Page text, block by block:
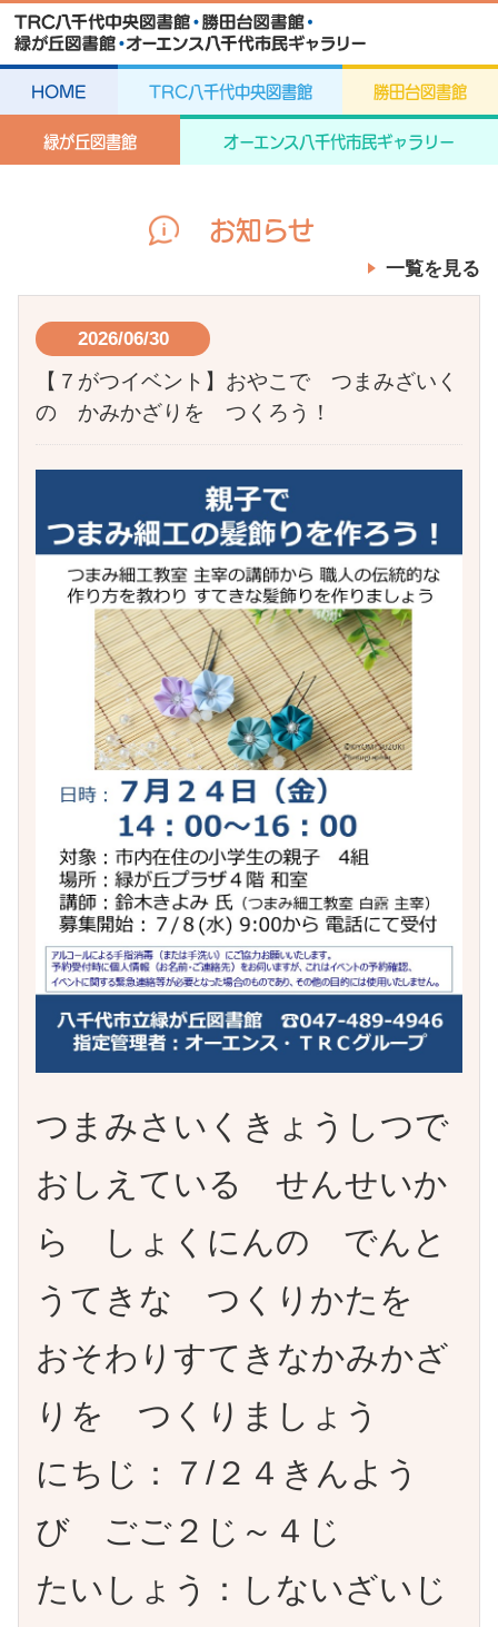
HOME TRC八千代中央図書館 勝田台図書館
緑が丘図書館 オーエンス八千代市民ギャラリー
お知らせ
一覧を見る
2026/06/30
【７がつイベント】おやこで つまみざいく
の かみかざりを つくろう！
つまみさいくきょうしつで
おしえている せんせいか
ら しょくにんの でんと
うてきな つくりかたを
おそわりすてきなかみかざ
りを つくりましょう
にちじ：７/２４きんよう
び ごご２じ～４じ
たいしょう：しないざいじ